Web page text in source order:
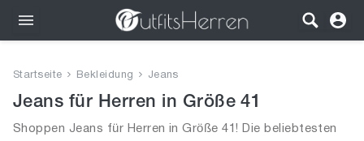
Bekleidung
Wäsche
Startseite Bekleidung Jeans
Jeans für Herren in Größe 41
Shoppen Jeans für Herren in Größe 41! Die beliebtesten